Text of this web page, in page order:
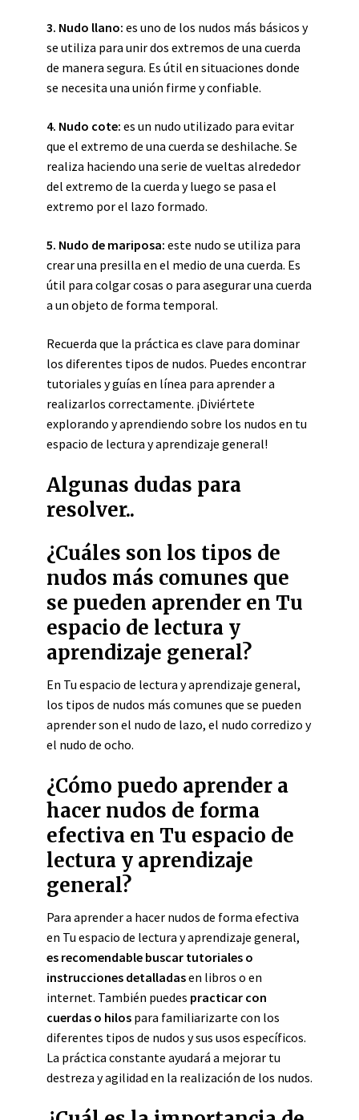
3. Nudo llano: es uno de los nudos más básicos y
se utiliza para unir dos extremos de una cuerda
de manera segura. Es útil en situaciones donde
se necesita una unión firme y confiable.
4. Nudo cote: es un nudo utilizado para evitar
que el extremo de una cuerda se deshilache. Se
realiza haciendo una serie de vueltas alrededor
del extremo de la cuerda y luego se pasa el
extremo por el lazo formado.
5. Nudo de mariposa: este nudo se utiliza para
crear una presilla en el medio de una cuerda. Es
útil para colgar cosas o para asegurar una cuerda
a un objeto de forma temporal.
Recuerda que la práctica es clave para dominar
los diferentes tipos de nudos. Puedes encontrar
tutoriales y guías en línea para aprender a
realizarlos correctamente. ¡Diviértete
explorando y aprendiendo sobre los nudos en tu
espacio de lectura y aprendizaje general!
Algunas dudas para
resolver..
¿Cuáles son los tipos de
nudos más comunes que
se pueden aprender en Tu
espacio de lectura y
aprendizaje general?
En Tu espacio de lectura y aprendizaje general,
los tipos de nudos más comunes que se pueden
aprender son el nudo de lazo, el nudo corredizo y
el nudo de ocho.
¿Cómo puedo aprender a
hacer nudos de forma
efectiva en Tu espacio de
lectura y aprendizaje
general?
Para aprender a hacer nudos de forma efectiva
en Tu espacio de lectura y aprendizaje general,
es recomendable buscar tutoriales o
instrucciones detalladasen libros o en
internet. También puedes practicar con
cuerdas o hilos para familiarizarte con los
diferentes tipos de nudos y sus usos específicos.
La práctica constante ayudará a mejorar tu
destreza y agilidad en la realización de los nudos.